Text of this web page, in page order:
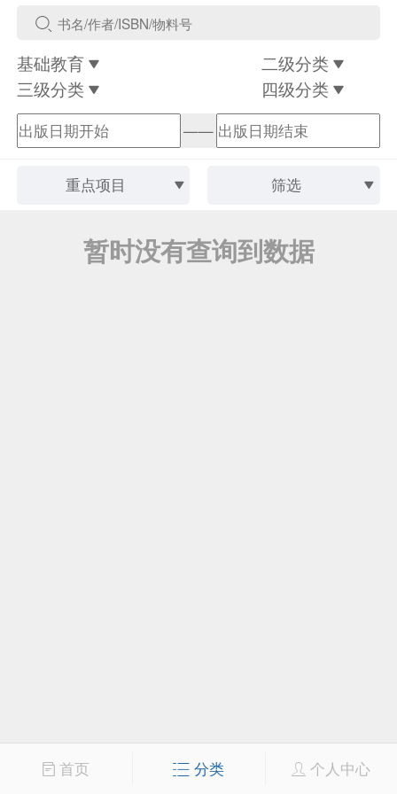
基础教育
二级分类
三级分类
四级分类
——
重点项目 筛选
暂时没有查询到数据
首页 分类 个人中心